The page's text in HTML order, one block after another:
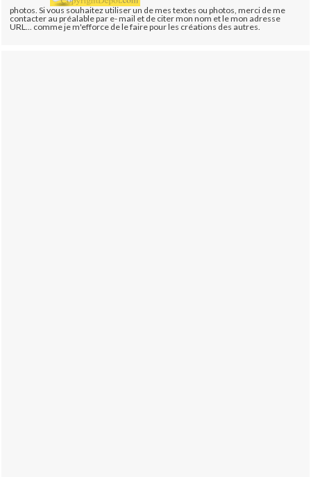
photos. Si vous souhaitez utiliser un de mes textes ou photos, merci de me
contacter au préalable par e- mail et de citer mon nom et le mon adresse
URL... comme je m'efforce de le faire pour les créations des autres.